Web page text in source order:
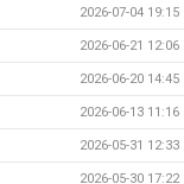
2026-07-04 19:15
2026-06-21 12:06
2026-06-20 14:45
2026-06-13 11:16
2026-05-31 12:33
2026-05-30 17:22